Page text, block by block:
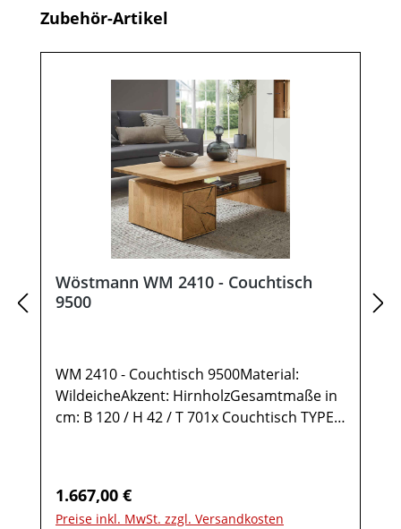
Produktgalerie überspringen
Zubehör-Artikel
Wöstmann WM 2410 - Couchtisch
9500
WM 2410 - Couchtisch 9500Material:
WildeicheAkzent: HirnholzGesamtmaße in
cm: B 120 / H 42 / T 701x Couchtisch TYPE
vormontiert (Restmontage kann
erforderlich sein).Farben können auf
Regulärer Preis:
1.667,00 €
Preise inkl. MwSt. zzgl. Versandkosten